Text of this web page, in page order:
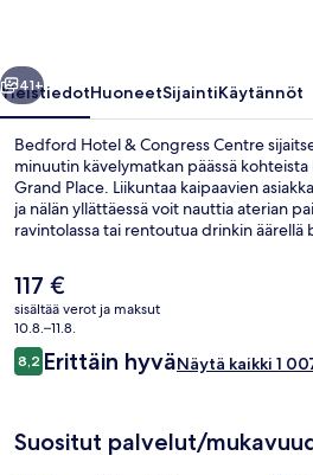
Seuraava
41+
YleistiedotHuoneetSijaintiKäytännöt
Bedford Hotel & Congress Centre
minuutin kävelymatkan päässä kohteista
Grand Place. Liikuntaa kaipaavien
ja nälän yllättäessä voit nauttia aterian
ravintolassa tai rentoutua drinkin äärellä
kävelymatkan päässä. Matkailijat
henkilökuntaa ja baaria. Julkisen
lyhyen kävelymatkan päässä:
sijaitsee 4 minuutin ja Bourse-Beursin
kävelymatkan päässä.
Nykyinen
hinta
on
117 €
117 €
sisältää verot ja maksut
10.8.–11.8.
Arvostelut
8,28,2 kautta 10.
Erittäin hyväNäytä kaikki 1
Suositut palvelut/